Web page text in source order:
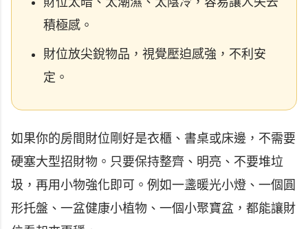
積極感。
財位放尖銳物品，視覺壓迫感強，不利安
定。
如果你的房間財位剛好是衣櫃、書桌或床邊，不需要
硬塞大型招財物。只要保持整齊、明亮、不要堆垃
圾，再用小物強化即可。例如一盞暖光小燈、一個圓
形托盤、一盆健康小植物、一個小聚寶盆，都能讓財